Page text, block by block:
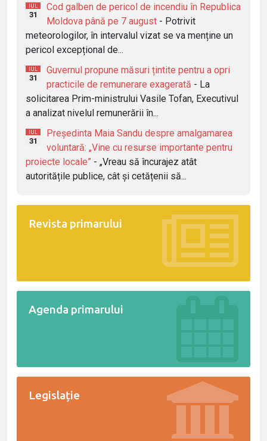
IUL
31
Cod galben de pericol de incendiu în Republica
Moldova până pe 7 august - Potrivit
meteorologilor, în intervalul vizat se va menține un
pericol excepțional de...
IUL
31
Guvernul propune măsuri țintite pentru a opri
practicile de remunerare exagerată - La
solicitarea Prim-ministrului Vasile Tofan, Executivul
a analizat nivelul remunerării în...
IUL
31
Președinta Maia Sandu despre amalgamarea
voluntară: „Vine cu resurse importante pentru
proiecte locale” - „Vreau să încurajez atât
autoritățile publice, cât și cetățenii să...
Revista primarului
Agenda primarului
Legislație